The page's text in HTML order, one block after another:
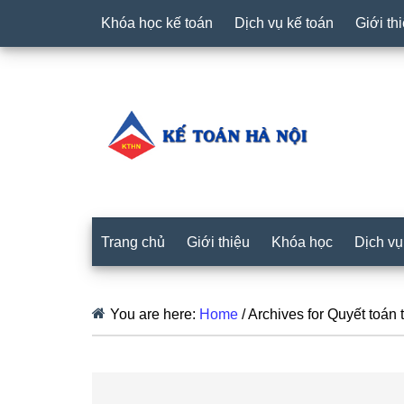
Khóa học kế toán Dịch vụ kế toán Giới
Trang chủ Giới thiệu Khóa học Dịch
You are here: Home /Archives for Quyết toán